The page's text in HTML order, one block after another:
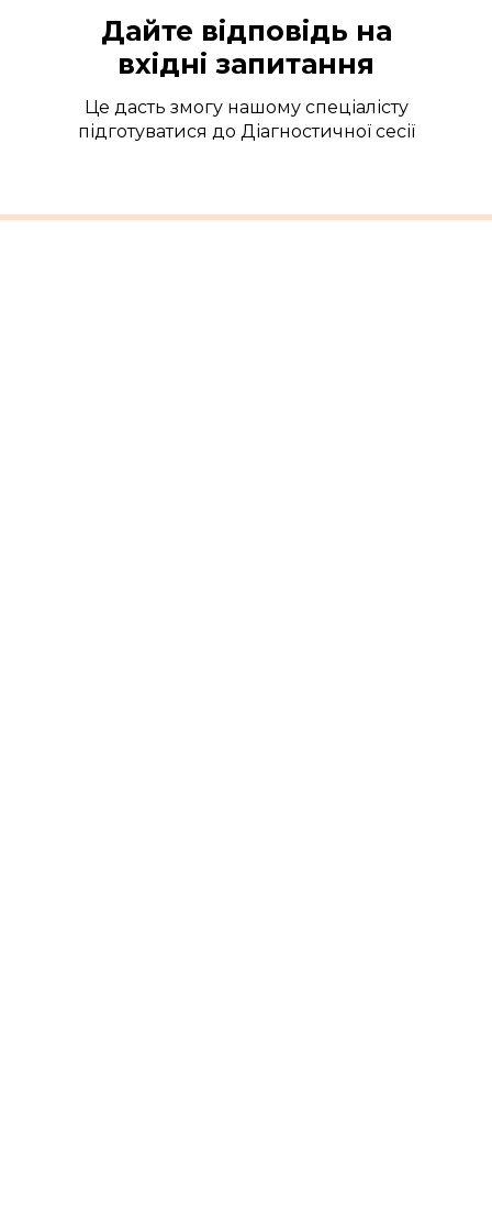
Це дасть змогу нашому спеціалісту
підготуватися до Діагностичної сесії
Дайте відповідь на
вхідні запитання